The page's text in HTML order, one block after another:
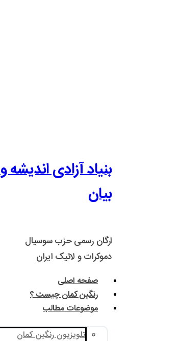
بنیاد آزادی اندیشه و
بیان
ارگان رسمی حزب سوسیال
دموکرات و لائیک ایران
صفحه اصلی
رنگین کمان چیست ؟
موضوعات مطالب
تلویزیون رنگین کمان